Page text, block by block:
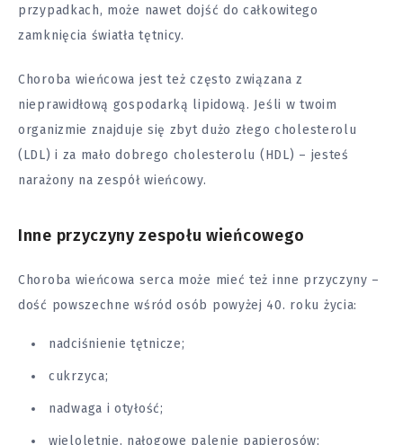
przypadkach, może nawet dojść do całkowitego
zamknięcia światła tętnicy.
Choroba wieńcowa jest też często związana z
nieprawidłową gospodarką lipidową. Jeśli w twoim
organizmie znajduje się zbyt dużo złego cholesterolu
(LDL) i za mało dobrego cholesterolu (HDL) – jesteś
narażony na zespół wieńcowy.
Inne przyczyny zespołu wieńcowego
Choroba wieńcowa serca może mieć też inne przyczyny –
dość powszechne wśród osób powyżej 40. roku życia:
nadciśnienie tętnicze;
cukrzyca;
nadwaga i otyłość;
wieloletnie, nałogowe palenie papierosów;